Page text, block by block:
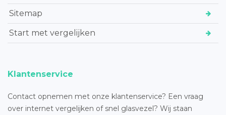
Sitemap
Start met vergelijken
Klantenservice
Contact opnemen met onze klantenservice? Een vraag
over internet vergelijken of snel glasvezel? Wij staan